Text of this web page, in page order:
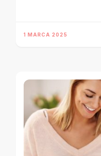
1 MARCA 2025